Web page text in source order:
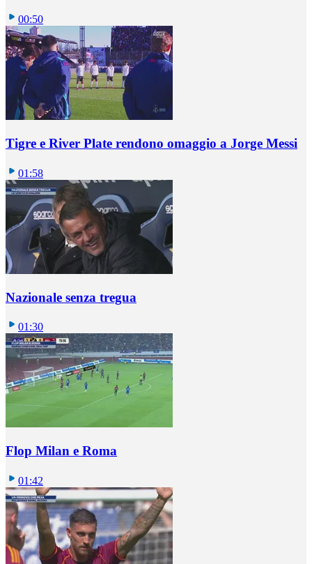
00:50
Tigre e River Plate rendono omaggio a Jorge Messi
01:58
Nazionale senza tregua
01:30
Flop Milan e Roma
01:42